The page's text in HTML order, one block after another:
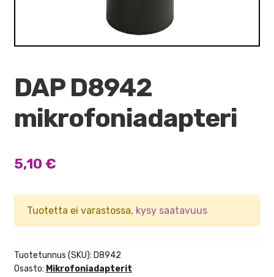
DAP D8942
mikrofoniadapteri
5,10 €
Tuotetta ei varastossa, kysy saatavuus
Tuotetunnus (SKU): D8942
Osasto: Mikrofoniadapterit